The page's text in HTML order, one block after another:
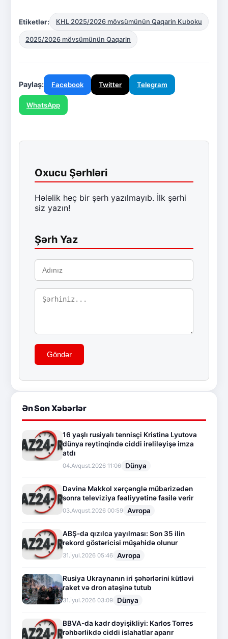
Etiketlər: KHL 2025/2026 mövsümünün Qaqarin Kuboku
2025/2026 mövsümünün Qaqarin
Paylaş: Facebook Twitter Telegram
WhatsApp
Oxucu Şərhləri
Hələlik heç bir şərh yazılmayıb. İlk şərhi
siz yazın!
Şərh Yaz
Göndər
Ən Son Xəbərlər
16 yaşlı rusiyalı tennisçi Kristina Lyutova
dünya reytinqində ciddi irəliləyişə imza
atdı
04.Avqust.2026 11:06 Dünya
Davina Makkol xərçənglə mübarizədən
sonra televiziya fəaliyyətinə fasilə verir
03.Avqust.2026 00:59 Avropa
ABŞ-da qızılca yayılması: Son 35 ilin
rekord göstəricisi müşahidə olunur
31.İyul.2026 05:46 Avropa
Rusiya Ukraynanın iri şəhərlərini kütləvi
raket və dron atəşinə tutub
31.İyul.2026 03:09 Dünya
BBVA-da kadr dəyişikliyi: Karlos Torres
rəhbərlikdə ciddi islahatlar aparır